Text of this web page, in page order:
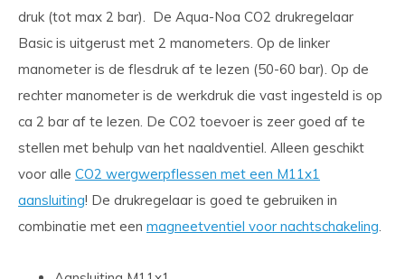
druk (tot max 2 bar). De Aqua-Noa CO2 drukregelaar
Basic is uitgerust met 2 manometers. Op de linker
manometer is de flesdruk af te lezen (50-60 bar). Op de
rechter manometer is de werkdruk die vast ingesteld is op
ca 2 bar af te lezen. De CO2 toevoer is zeer goed af te
stellen met behulp van het naaldventiel. Alleen geschikt
voor alle CO2 wergwerpflessen met een M11x1
aansluiting! De drukregelaar is goed te gebruiken in
combinatie met een magneetventiel voor nachtschakeling.